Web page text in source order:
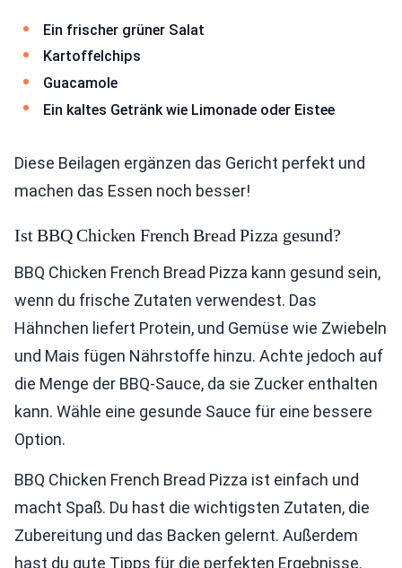
Ein frischer grüner Salat
Kartoffelchips
Guacamole
Ein kaltes Getränk wie Limonade oder Eistee
Diese Beilagen ergänzen das Gericht perfekt und
machen das Essen noch besser!
Ist BBQ Chicken French Bread Pizza gesund?
BBQ Chicken French Bread Pizza kann gesund sein,
wenn du frische Zutaten verwendest. Das
Hähnchen liefert Protein, und Gemüse wie Zwiebeln
und Mais fügen Nährstoffe hinzu. Achte jedoch auf
die Menge der BBQ-Sauce, da sie Zucker enthalten
kann. Wähle eine gesunde Sauce für eine bessere
Option.
BBQ Chicken French Bread Pizza ist einfach und
macht Spaß. Du hast die wichtigsten Zutaten, die
Zubereitung und das Backen gelernt. Außerdem
hast du gute Tipps für die perfekten Ergebnisse.